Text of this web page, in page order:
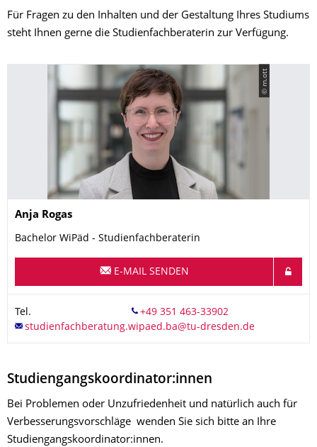
Für Fragen zu den Inhalten und der Gestaltung Ihres Studiums
steht Ihnen gerne die Studienfachberaterin zur Verfügung.
© m.ott
Name
Anja Rogas
Bachelor WiPäd - Studienfachberaterin
E-MAIL SENDEN
Tel.
Studiengangskoordinator:innen
Bei Problemen oder Unzufriedenheit und natürlich auch für
Verbesserungsvorschläge wenden Sie sich bitte an Ihre
Studiengangskoordinator:innen.